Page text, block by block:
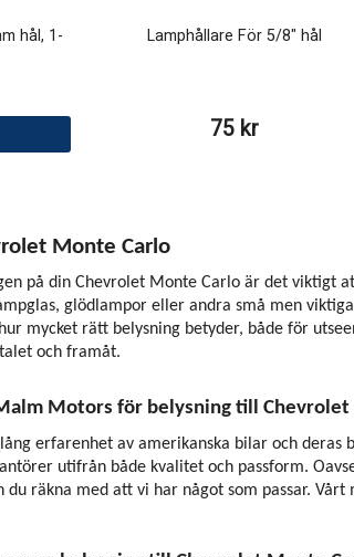
hål, 1-
Lamphållare För 5/8" hål
75 kr
Monte Carlo
på din Chevrolet Monte Carlo är det viktigt
glödlampor eller andra små men
mycket rätt belysning betyder, både för
och framåt.
Motors för belysning till
erfarenhet av amerikanska bilar och
utifrån både kvalitet och passform.
du räkna med att vi har något som passar.